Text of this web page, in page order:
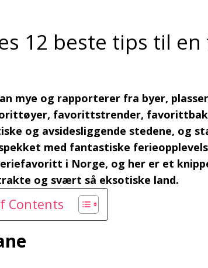
12 beste tips til
mye og rapporterer fra byer,
favorittstrender,
og avsidesliggende stedene, og
med fantastiske
i Norge, og her er et
og svært så eksotiske land.
Contents